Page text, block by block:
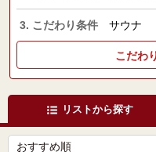
3. こだわり条件 サウナ
こだわ
リストから探す